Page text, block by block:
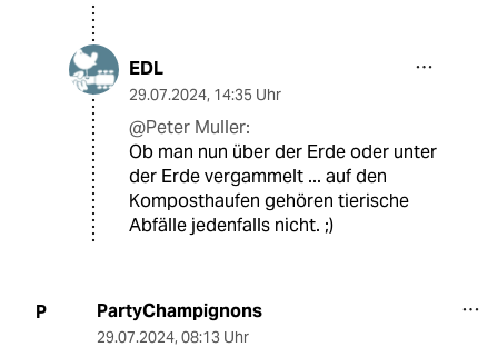
EDL
29.07.2024, 14:35 Uhr
@Peter Muller:
Ob man nun über der Erde oder unter
der Erde vergammelt ... auf den
Komposthaufen gehören tierische
Abfälle jedenfalls nicht. ;)
P PartyChampignons
29.07.2024, 08:13 Uhr